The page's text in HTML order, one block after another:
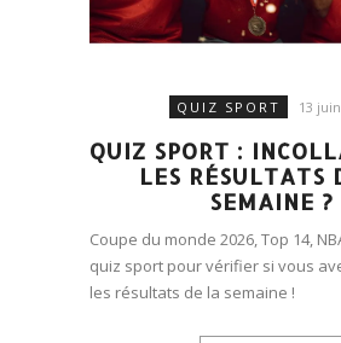
QUIZ SPORT 13
QUIZ SPORT :
LES RÉSULTATS
SEMAINE ?
Coupe du monde 2026, Top 14,
quiz sport pour vérifier si vous
les résultats de la semaine !